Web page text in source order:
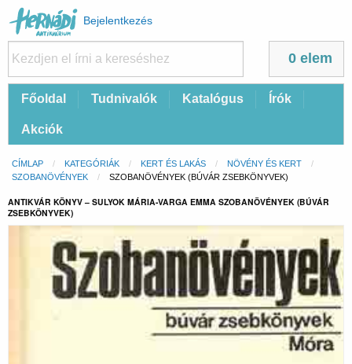
Felhasználói
fiók
menüje
Bejelentkezés
0 elem
FőFőoldal Tudnivalók Katalógus Írók
Akciók
Morzsa
CÍMLAP KATEGÓRIÁK KERT ÉS LAKÁS
NÖVÉNY ÉS KERT
SZOBANÖVÉNYEK
CURRENT:
SZOBANÖVÉNYEK (BÚVÁR ZSEBKÖNYVEK)
ANTIKVÁR KÖNYV – SULYOK MÁRIA-VARGA EMMA SZOBANÖVÉNYEK (BÚVÁR
ZSEBKÖNYVEK)